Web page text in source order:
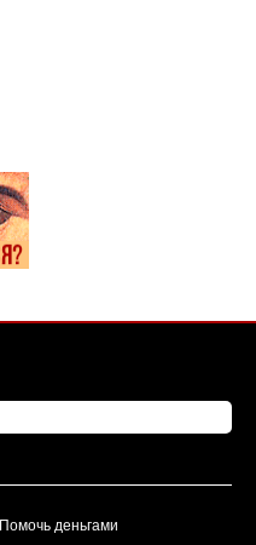
Помочь деньгами